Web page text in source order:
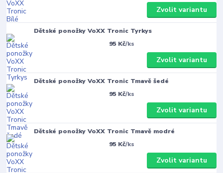
Zvolit variantu
Dětské ponožky VoXX Tronic Tyrkys
95 Kč/ks
Zvolit variantu
Dětské ponožky VoXX Tronic Tmavě šedé
95 Kč/ks
Zvolit variantu
Dětské ponožky VoXX Tronic Tmavě modré
95 Kč/ks
Zvolit variantu